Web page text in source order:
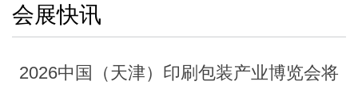
会展快讯
2026中国（天津）印刷包装产业博览会将